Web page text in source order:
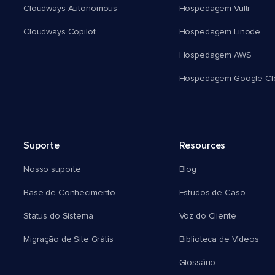
Cloudways Autonomous
Cloudways Copilot
Hospedagem Vultr
Hospedagem Linode
Hospedagem AWS
Hospedagem Google
Suporte
Nosso suporte
Base de Conhecimento
Status do Sistema
Migração de Site Grátis
Resources
Blog
Estudos de Caso
Voz do Cliente
Biblioteca de Vídeos
Glossário